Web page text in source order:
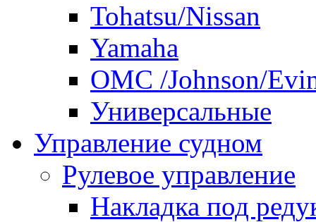
Tohatsu/Nissan
Yamaha
ОМС /Johnson/
Универсальные
Управление судном
Рулевое управление
Накладка под